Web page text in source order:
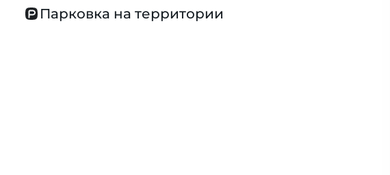
Парковка на территории